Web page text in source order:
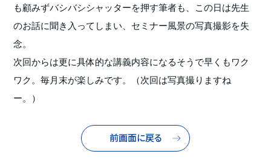
も顧みずバシバシシャッターを押す筆者も、この日は先生
のお話に聞き入ってしまい、セミナー風景の写真撮影を失
念。
次回からは更に具体的な講義内容になるそうで早くもワク
ワク。毎月末が楽しみです。（次回は写真撮りますね
ー。）
前画面に戻る